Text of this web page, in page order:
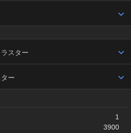
スター
ー
1
3900